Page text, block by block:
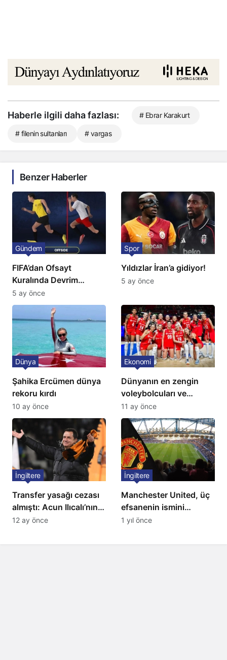
Haberle ilgili daha fazlası: # Ebrar Karakurt
# filenin sultanları # vargas
Benzer Haberler
FIFA’dan Ofsayt
Kuralında Devrim
Niteliğinde Onay
Gündem
5 ay önce
Yıldızlar İran’a gidiyor!
Spor
5 ay önce
Şahika Ercümen dünya
rekoru kırdı
Dünya
10 ay önce
Dünyanın en zengin
voleybolcuları ve
servetleri açıklandı:
Listede 2 Türk yıldız
bulunuyor
Ekonomi
11 ay önce
Transfer yasağı cezası
almıştı: Acun Ilıcalı’nın
ekibi Hull City’ye kötü
İngiltere
12 ay önce
Manchester United, üç
efsanenin ismini
yasakladı
İngiltere
1 yıl önce